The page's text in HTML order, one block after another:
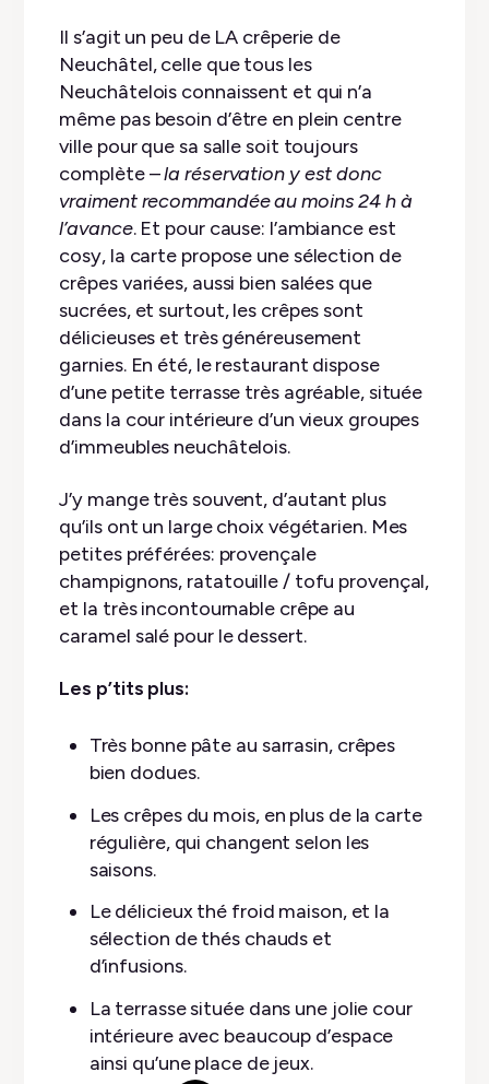
Il s’agit un peu de LA crêperie de
Neuchâtel, celle que tous les
Neuchâtelois connaissent et qui n’a
même pas besoin d’être en plein centre
ville pour que sa salle soit toujours
complète –la réservation y est donc
vraiment recommandée au moins 24 h à
l’avance. Et pour cause: l’ambiance est
cosy, la carte propose une sélection de
crêpes variées, aussi bien salées que
sucrées, et surtout, les crêpes sont
délicieuses et très généreusement
garnies. En été, le restaurant dispose
d’une petite terrasse très agréable, située
dans la cour intérieure d’un vieux groupes
d’immeubles neuchâtelois.
J’y mange très souvent, d’autant plus
qu’ils ont un large choix végétarien. Mes
petites préférées: provençale
champignons, ratatouille / tofu provençal,
et la très incontournable crêpe au
caramel salé pour le dessert.
Les p’tits plus:
Très bonne pâte au sarrasin, crêpes
bien dodues.
Les crêpes du mois, en plus de la carte
régulière, qui changent selon les
saisons.
Le délicieux thé froid maison, et la
sélection de thés chauds et
d’infusions.
La terrasse située dans une jolie cour
intérieure avec beaucoup d’espace
ainsi qu’une place de jeux.